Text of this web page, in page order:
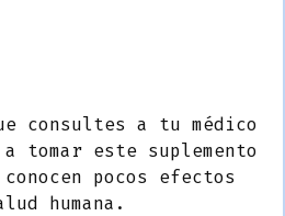
consultes a tu médico
tomar este suplemento
pocos efectos
humana.